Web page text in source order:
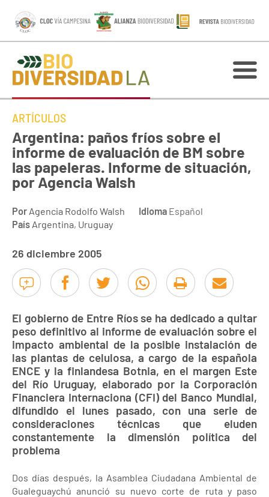
ARTÍCULOS
Argentina: paños fríos sobre el
informe de evaluación de BM sobre
las papeleras. Informe de situación,
por Agencia Walsh
Por Agencia Rodolfo Walsh Idioma Español
País Argentina, Uruguay
26 diciembre 2005
El gobierno de Entre Ríos se ha dedicado a quitar
peso definitivo al informe de evaluación sobre el
impacto ambiental de la posible instalación de
las plantas de celulosa, a cargo de la española
ENCE y la finlandesa Botnia, en el margen Este
del Río Uruguay, elaborado por la Corporación
Financiera Internaciona (CFI) del Banco Mundial,
difundido el lunes pasado, con una serie de
consideraciones técnicas que eluden
constantemente la dimensión política del
problema
Dos días después, la Asamblea Ciudadana Ambiental de
Gualeguaychú anunció su nuevo corte de ruta y paso